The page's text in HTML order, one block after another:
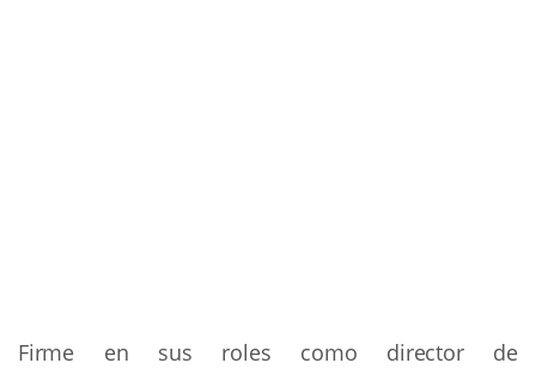
Firme en sus roles como director de